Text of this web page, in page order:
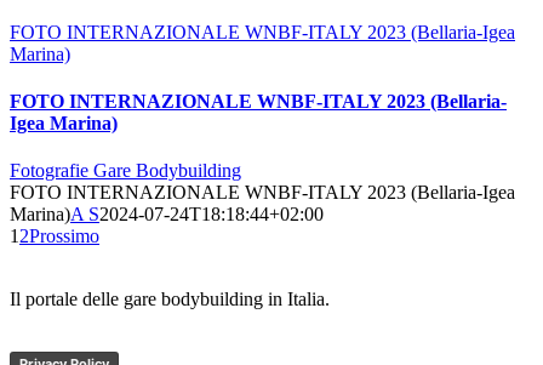
FOTO INTERNAZIONALE WNBF-ITALY 2023 (Bellaria-Igea
Marina)
FOTO INTERNAZIONALE WNBF-ITALY 2023 (Bellaria-
Igea Marina)
Fotografie Gare Bodybuilding
FOTO INTERNAZIONALE WNBF-ITALY 2023 (Bellaria-Igea
Marina)A S2024-07-24T18:18:44+02:00
1 2Prossimo
Il portale delle gare bodybuilding in Italia.